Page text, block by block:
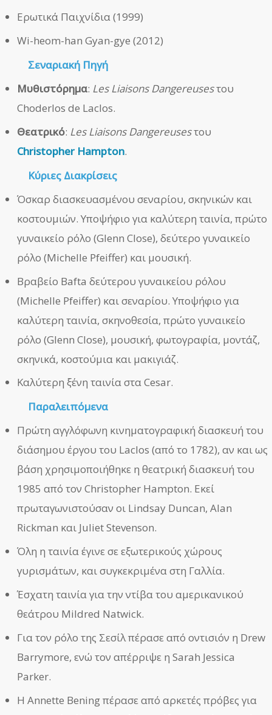
Ερωτικά Παιχνίδια (1999)
Wi-heom-han Gyan-gye (2012)
Σεναριακή Πηγή
Μυθιστόρημα: Les Liaisons Dangereusesτου
Choderlos de Laclos.
Θεατρικό: Les Liaisons Dangereusesτου
Christopher Hampton.
Κύριες Διακρίσεις
Όσκαρ διασκευασμένου σεναρίου, σκηνικών και
κοστουμιών. Υποψήφιο για καλύτερη ταινία, πρώτο
γυναικείο ρόλο (Glenn Close), δεύτερο γυναικείο
ρόλο (Michelle Pfeiffer) και μουσική.
Βραβείο Bafta δεύτερου γυναικείου ρόλου
(Michelle Pfeiffer) και σεναρίου. Υποψήφιο για
καλύτερη ταινία, σκηνοθεσία, πρώτο γυναικείο
ρόλο (Glenn Close), μουσική, φωτογραφία, μοντάζ,
σκηνικά, κοστούμια και μακιγιάζ.
Καλύτερη ξένη ταινία στα Cesar.
Παραλειπόμενα
Πρώτη αγγλόφωνη κινηματογραφική διασκευή του
διάσημου έργου του Laclos (από το 1782), αν και ως
βάση χρησιμοποιήθηκε η θεατρική διασκευή του
1985 από τον Christopher Hampton. Εκεί
πρωταγωνιστούσαν οι Lindsay Duncan, Alan
Rickman και Juliet Stevenson.
Όλη η ταινία έγινε σε εξωτερικούς χώρους
γυρισμάτων, και συγκεκριμένα στη Γαλλία.
Έσχατη ταινία για την ντίβα του αμερικανικού
θεάτρου Mildred Natwick.
Για τον ρόλο της Σεσίλ πέρασε από οντισιόν η Drew
Barrymore, ενώ τον απέρριψε η Sarah Jessica
Parker.
Η Annette Bening πέρασε από αρκετές πρόβες για